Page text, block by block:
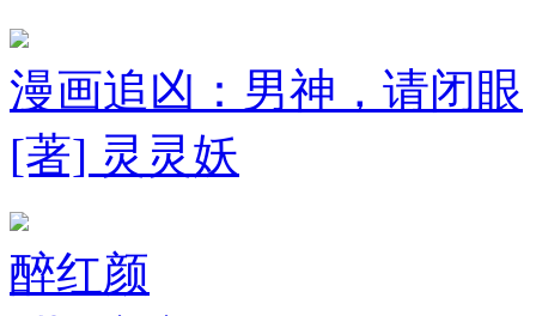
漫画追凶：男神，请闭眼
[著] 灵灵妖
醉红颜